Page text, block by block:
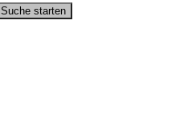
Suche starten